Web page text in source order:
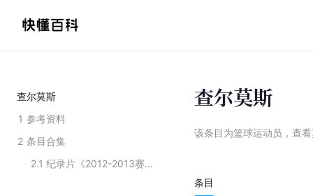
查尔莫斯
1 参考资料
2 条目合集
2.1
纪录片《2012-2013赛季迈阿密热火夺冠纪录片》的主要演员
查尔莫斯
该条目为篮球运动员 ， 查看
条目